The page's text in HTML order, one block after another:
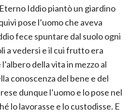
Iddio piantò un giardino
pose l’uomo che aveva
fece spuntare dal suolo ogni
a vedersi e il cui frutto era
della vita in mezzo al
conoscenza del bene e del
dunque l’uomo e lo pose nel
lo lavorasse e lo custodisse. E